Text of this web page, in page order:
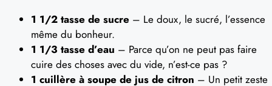
1 1/2 tasse de sucre – Le doux, le sucré, l’essence
même du bonheur.
1 1/3 tasse d’eau – Parce qu’on ne peut pas faire
cuire des choses avec du vide, n’est-ce pas ?
1 cuillère à soupe de jus de citron – Un petit zeste